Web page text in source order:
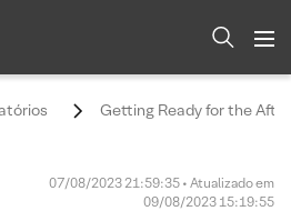
Getting Ready for the
07/08/2023 21:59:35 • Atualizado em
09/08/2023 15:19:55